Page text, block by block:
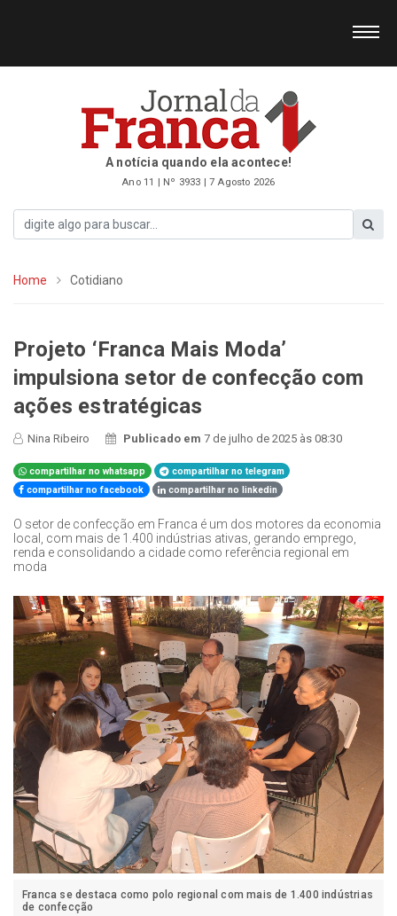
A notícia quando ela acontece!
Ano 11 | Nº 3933 | 7 Agosto 2026
Home Cotidiano
Projeto ‘Franca Mais Moda’
impulsiona setor de confecção com
ações estratégicas
Nina Ribeiro Publicado em7 de julho de 2025 às 08:30
compartilhar no whatsapp
compartilhar no telegram
compartilhar no facebook
compartilhar no linkedin
O setor de confecção em Franca é um dos motores da economia
local, com mais de 1.400 indústrias ativas, gerando emprego,
renda e consolidando a cidade como referência regional em
moda
Franca se destaca como polo regional com mais de 1.400 indústrias
de confecção